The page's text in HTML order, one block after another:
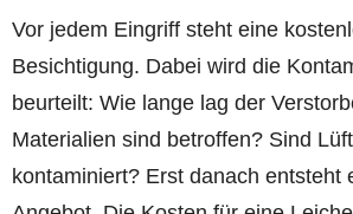
Vor jedem Eingriff steht eine
Besichtigung. Dabei wird die
beurteilt: Wie lange lag der
Materialien sind betroffen? Sind
kontaminiert? Erst danach entsteht